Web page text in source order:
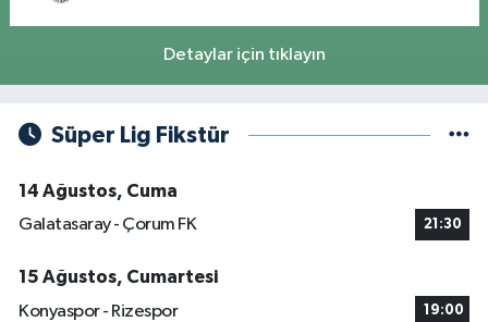
Detaylar için tıklayın
Süper Lig Fikstür
14 Ağustos, Cuma
Galatasaray - Çorum FK
21:30
15 Ağustos, Cumartesi
Konyaspor - Rizespor
19:00